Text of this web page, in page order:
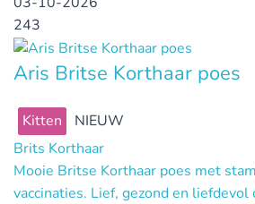
243
Aris Britse Korthaar poes
Kitten
NIEUW
Brits Korthaar
Mooie Britse Korthaar poes met
vaccinaties. Lief, gezond en liefdevol